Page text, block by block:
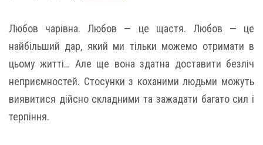
Любов чарівна. Любов — це щастя. Любов — це
найбільший дар, який ми тільки можемо отримати в
цьому житті… Але ще вона здатна доставити безліч
неприємностей. Стосунки з коханими людьми можуть
виявитися дійсно складними та зажадати багато сил і
терпіння.